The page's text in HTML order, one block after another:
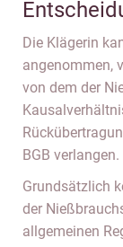
Die Klägerin
angenommen,
von dem der
BGB verlangen.
Grundsätzlich
der
allgemeinen